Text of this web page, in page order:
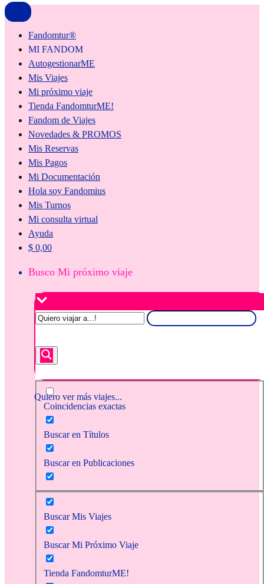
Fandomtur®
MI FANDOM
AutogestionarME
Mis Viajes
Mi próximo viaje
Tienda FandomturME!
Fandom de Viajes
Novedades & PROMOS
Mis Reservas
Mis Pagos
Mi Documentación
Hola soy Fandomius
Mis Turnos
Mi consulta virtual
Ayuda
$ 0,00
Busco Mi próximo viaje
Quiero ver más viajes...
Coincidencias exactas
Buscar en Títulos
Buscar en Publicaciones
Buscar Mis Viajes
Buscar Mi Próximo Viaje
Tienda FandomturME!